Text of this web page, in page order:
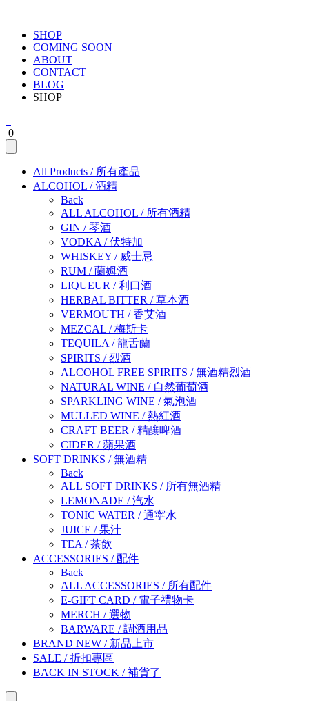
SHOP
COMING SOON
ABOUT
CONTACT
BLOG
SHOP
0
All Products / 所有產品
ALCOHOL /酒精
Back
ALL ALCOHOL / 所有酒精
GIN /琴酒
VODKA /伏特加
WHISKEY / 威士忌
RUM /蘭姆酒
LIQUEUR /利口酒
HERBAL BITTER /草本酒
VERMOUTH /香艾酒
MEZCAL /梅斯卡
TEQUILA /龍舌蘭
SPIRITS /烈酒
ALCOHOL FREE SPIRITS /無酒精烈酒
NATURAL WINE / 自然葡萄酒
SPARKLING WINE /氣泡酒
MULLED WINE /熱紅酒
CRAFT BEER /精釀啤酒
CIDER /蘋果酒
SOFT DRINKS /無酒精
Back
ALL SOFT DRINKS / 所有無酒精
LEMONADE /汽水
TONIC WATER /通寜水
JUICE /果汁
TEA /茶飲
ACCESSORIES /配件
Back
ALL ACCESSORIES / 所有配件
E-GIFT CARD / 電子禮物卡
MERCH /選物
BARWARE /調酒用品
BRAND NEW / 新品上市
SALE /折扣專區
BACK IN STOCK /補貨了